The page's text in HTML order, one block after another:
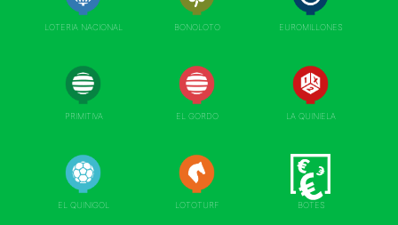
LOTERIA NACIONAL BONOLOTO EUROMILLONES
PRIMITIVA EL GORDO LA QUINIELA
EL QUINIGOL LOTOTURF BOTES